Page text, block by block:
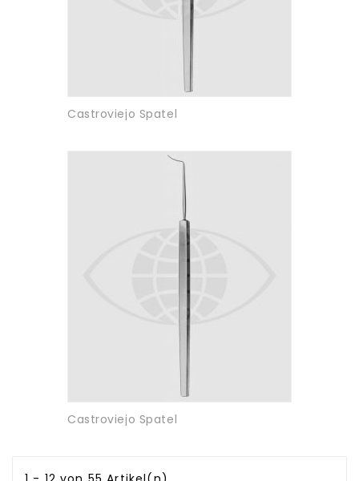
Castroviejo Spatel
Castroviejo Spatel